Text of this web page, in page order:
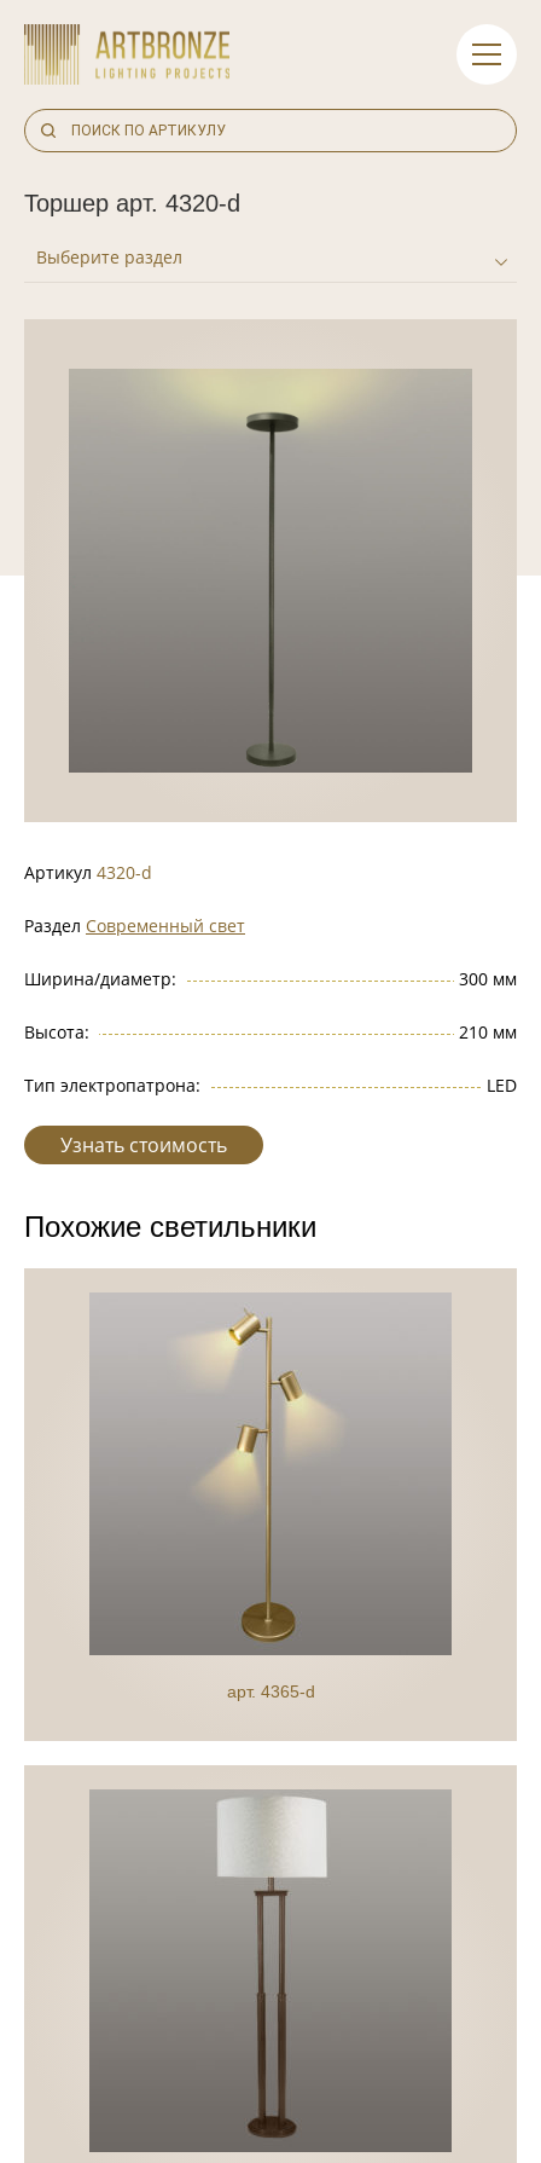
content
Торшер арт. 4320-d
Выберите раздел
Артикул 4320-d
Раздел Современный свет
Ширина/диаметр: 300 мм
Высота: 210 мм
Тип электропатрона: LED
Узнать стоимость
Похожие светильники
арт. 4365-d